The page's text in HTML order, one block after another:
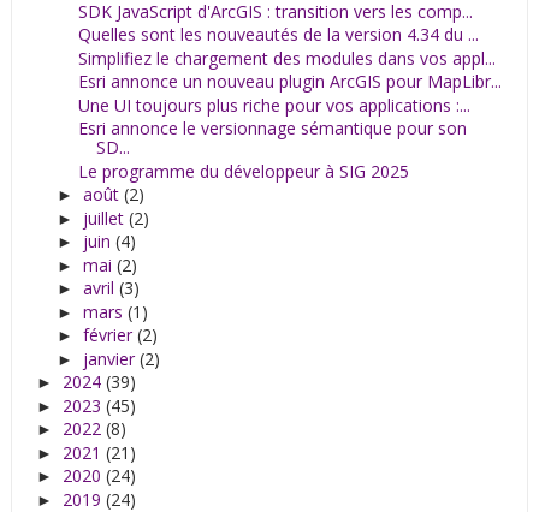
SDK JavaScript d'ArcGIS : transition vers les comp...
Quelles sont les nouveautés de la version 4.34 du ...
Simplifiez le chargement des modules dans vos appl...
Esri annonce un nouveau plugin ArcGIS pour MapLibr...
Une UI toujours plus riche pour vos applications :...
Esri annonce le versionnage sémantique pour son
SD...
Le programme du développeur à SIG 2025
► août (2)
► juillet (2)
► juin (4)
► mai (2)
► avril (3)
► mars (1)
► février (2)
► janvier (2)
► 2024 (39)
► 2023 (45)
► 2022 (8)
► 2021 (21)
► 2020 (24)
► 2019 (24)